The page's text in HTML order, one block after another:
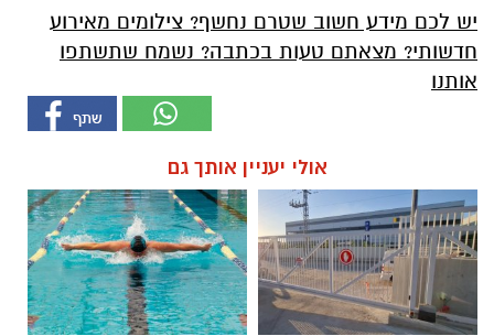
יש לכם מידע חשוב שטרם נחשף? צילומים מאירוע
חדשותי? מצאתם טעות בכתבה? נשמח שתשתפו
אותנו
אולי יעניין אותך גם